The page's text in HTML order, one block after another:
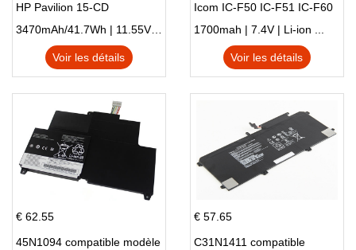
HP Pavilion 15-CD
3470mAh/41.7Wh | 11.55V | Li-ion ...
Voir les détails
Icom IC-F50 IC-F51 IC-F60
IC-F61 IC-M87
1700mah | 7.4V | Li-ion ...
Voir les détails
€ 62.55
45N1094 compatible modèle
€ 57.65
C31N1411 compatible